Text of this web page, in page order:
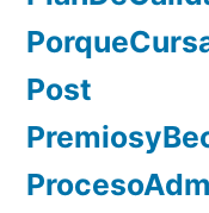
Post